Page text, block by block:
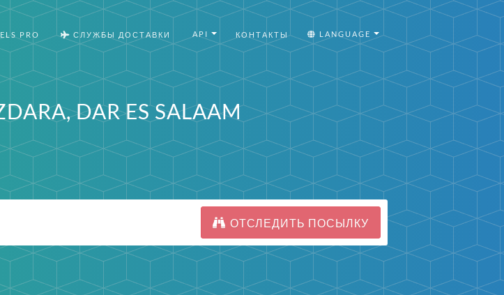
PRO СЛУЖБЫ ДОСТАВКИ API КОНТАКТЫ LANGUAGE
DAR ES SALAAM
ОТСЛЕДИТЬ ПОСЫЛКУ